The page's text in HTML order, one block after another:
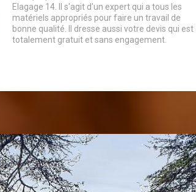
Elagage 14. Il s'agit d'un expert qui a tous les
matériels appropriés pour faire un travail de
bonne qualité. Il dresse aussi votre devis qui est
totalement gratuit et sans engagement.